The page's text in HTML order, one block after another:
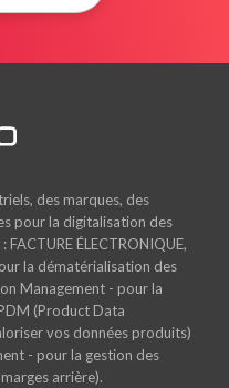
des marques, des
pour la digitalisation des
ÉLECTRONIQUE,
la dématérialisation des
Management - pour la
(Product Data
vos données produits)
- pour la gestion des
arrière).